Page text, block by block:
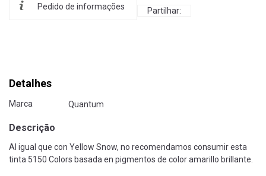
Pedido de informações Partilhar:
Detalhes
Marca Quantum
Descrição
Al igual que con Yellow Snow, no recomendamos consumir esta
tinta 5150 Colors basada en pigmentos de color amarillo brillante.